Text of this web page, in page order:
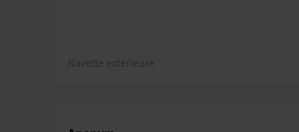
Navette extérieure